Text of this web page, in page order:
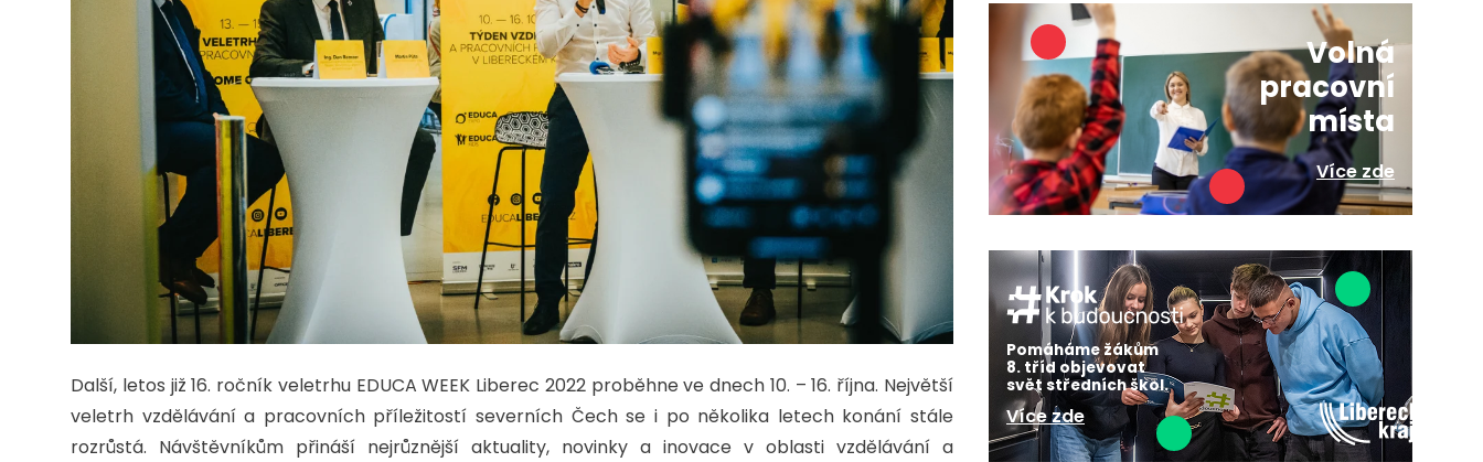
Další, letos již 16. ročník veletrhu EDUCA WEEK Liberec 2022 proběhne ve dnech 10. – 16. října. Největší
veletrh vzdělávání a pracovních příležitostí severních Čech se i po několika letech konání stále
rozrůstá. Návštěvníkům přináší nejrůznější aktuality, novinky a inovace v oblasti vzdělávání a
Volná
pracovní
místa
Více zde
Pomáháme žákům
8. tříd objevovat
svět středních škol.
Více zde